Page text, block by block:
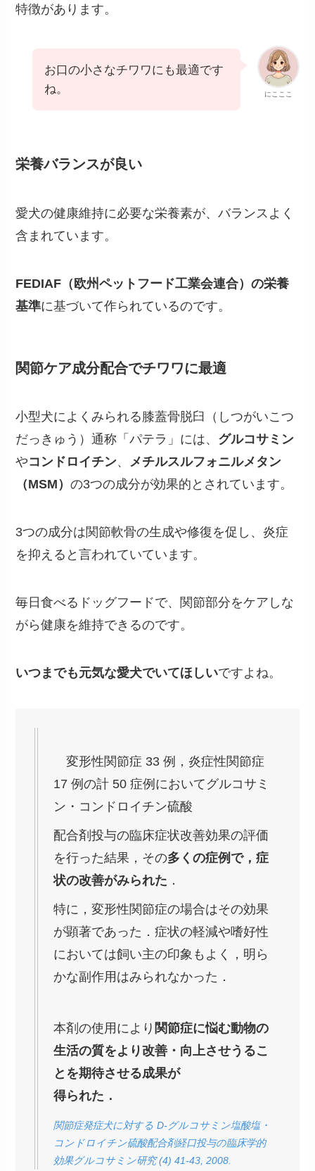
特徴があります。
にこここ
お口の小さなチワワにも最適です
ね。
栄養バランスが良い
愛犬の健康維持に必要な栄養素が、バランスよく
含まれています。
FEDIAF（欧州ペットフード工業会連合）の栄養
基準に基づいて作られているのです。
関節ケア成分配合でチワワに最適
小型犬によくみられる膝蓋骨脱臼（しつがいこつ
だっきゅう）通称「パテラ」には、 グルコサミン
やコンドロイチン、 メチルスルフォニルメタン
（MSM）の3つの成分が効果的とされています。
3つの成分は関節軟骨の生成や修復を促し、炎症
を抑えると言われていています。
毎日食べるドッグフードで、関節部分をケアしな
がら健康を維持できるのです。
いつまでも元気な愛犬でいてほしいですよね。
変形性関節症 33 例，炎症性関節症
17 例の計 50 症例においてグルコサミ
ン・コンドロイチン硫酸
配合剤投与の臨床症状改善効果の評価
を行った結果，その多くの症例で，症
状の改善がみられた ．
特に，変形性関節症の場合はその効果
が顕著であった．症状の軽減や嗜好性
においては飼い主の印象もよく，明ら
かな副作用はみられなかった．
本剤の使用により 関節症に悩む動物の
生活の質をより改善・向上させうるこ
とを期待させる成果が
得られた．
関節症発症犬に対する D-グルコサミン塩酸塩・
コンドロイチン硫酸配合剤経口投与の臨床学的
効果グルコサミン研究 (4) 41-43, 2008.